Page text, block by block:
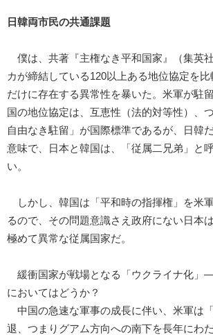
日韓両市民の共通課題
僕は、共著『主権なき平和国家』（集英
カが締結している120以上ある地位協定を比
だけに存在する異常性を暴いた。米軍が駐
国の地位協定は、互恵性（法的対等性）、
自由なき駐留」が国際標準であるが、日韓
意味で、日本と韓国は、「従属二兄弟」と
い。
しかし、韓国は「平和時の指揮権」を米
るので、その問題意識さえ政府にない日本
極めて異常な従属国家だ。
緩衝国家が戦場となる「ウクライナ化」
においてはどうか？
中国の急速な軍事の成長に伴い、米軍は
退、つまりグアム方向への南下を長年にわ